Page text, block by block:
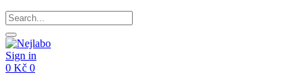
Sign in
0 Kč 0